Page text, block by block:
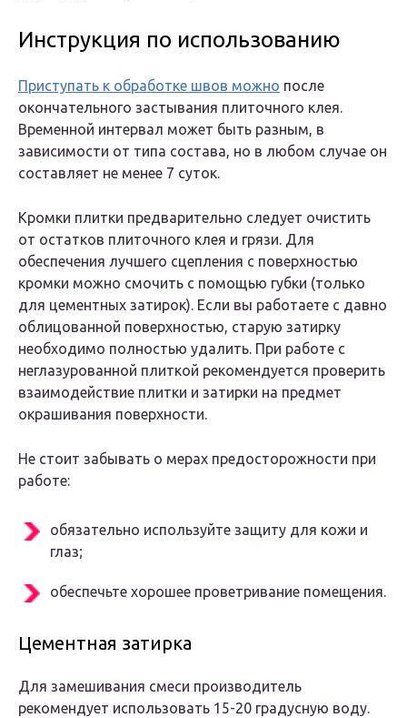
Инструкция по использованию
Приступать к обработке швов можно после
окончательного застывания плиточного клея.
Временной интервал может быть разным, в
зависимости от типа состава, но в любом случае он
составляет не менее 7 суток.
Кромки плитки предварительно следует очистить
от остатков плиточного клея и грязи. Для
обеспечения лучшего сцепления с поверхностью
кромки можно смочить с помощью губки (только
для цементных затирок). Если вы работаете с давно
облицованной поверхностью, старую затирку
необходимо полностью удалить. При работе с
неглазурованной плиткой рекомендуется проверить
взаимодействие плитки и затирки на предмет
окрашивания поверхности.
Не стоит забывать о мерах предосторожности при
работе:
обязательно используйте защиту для кожи и
глаз;
обеспечьте хорошее проветривание помещения.
Цементная затирка
Для замешивания смеси производитель
рекомендует использовать 15-20 градусную воду.